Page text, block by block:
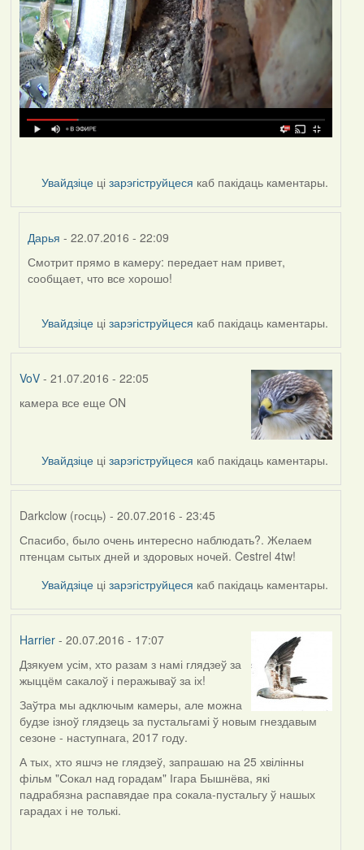
Увайдзіце цізарэгіструйцеся каб пакідаць каментары.
Дарья - 22.07.2016 - 22:09
In
reply
Смотрит прямо в камеру: передает нам привет,
сообщает, что все хорошо!
Увайдзіце цізарэгіструйцеся каб пакідаць каментары.
VoV- 21.07.2016 - 22:05
камера все еще ON
Увайдзіце цізарэгіструйцеся каб пакідаць каментары.
Darkclow (госць) - 20.07.2016 - 23:45
Спасибо, было очень интересно наблюдать?. Желаем
птенцам сытых дней и здоровых ночей. Cestrel 4tw!
Увайдзіце цізарэгіструйцеся каб пакідаць каментары.
Harrier- 20.07.2016 - 17:07
Дзякуем усім, хто разам з намі глядзеў за
жыццём сакалоў і перажываў за іх!
Заўтра мы адключым камеры, але можна
будзе ізноў глядзець за пустальгамі ў новым гнездавым
сезоне - наступнага, 2017 году.
А тых, хто яшчэ не глядзеў, запрашаю на 25 хвілінны
фільм "Сокал над горадам" Ігара Бышнёва, які
падрабязна распавядае пра сокала-пустальгу ў нашых
гарадах і не толькі.